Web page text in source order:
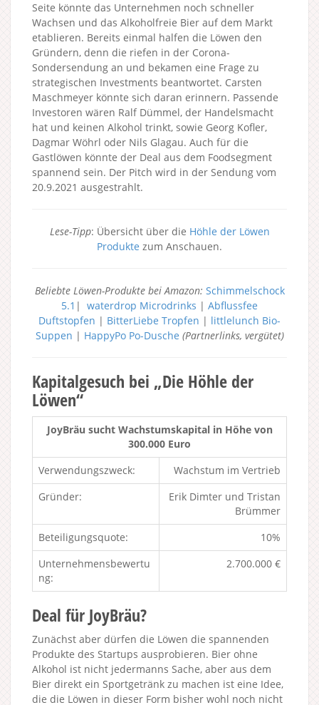
Seite könnte das Unternehmen noch schneller
Wachsen und das Alkoholfreie Bier auf dem Markt
etablieren. Bereits einmal halfen die Löwen den
Gründern, denn die riefen in der Corona-
Sondersendung an und bekamen eine Frage zu
strategischen Investments beantwortet. Carsten
Maschmeyer könnte sich daran erinnern. Passende
Investoren wären Ralf Dümmel, der Handelsmacht
hat und keinen Alkohol trinkt, sowie Georg Kofler,
Dagmar Wöhrl oder Nils Glagau. Auch für die
Gastlöwen könnte der Deal aus dem Foodsegment
spannend sein. Der Pitch wird in der Sendung vom
20.9.2021 ausgestrahlt.
Lese-Tipp: Übersicht über die Höhle der Löwen
Produkte zum Anschauen.
Beliebte Löwen-Produkte bei Amazon: Schimmelschock
5.1 | waterdrop Microdrinks | Abflussfee
Duftstopfen | BitterLiebe Tropfen | littlelunch Bio-
Suppen | HappyPo Po-Dusche (Partnerlinks, vergütet)
Kapitalgesuch bei „Die Höhle der
Löwen“
JoyBräu sucht Wachstumskapital in Höhe von
300.000 Euro
Verwendungszweck:
Wachstum im Vertrieb
Gründer:
Erik Dimter und Tristan
Brümmer
Beteiligungsquote:
10%
Unternehmensbewertu
ng:
2.700.000 €
Deal für JoyBräu?
Zunächst aber dürfen die Löwen die spannenden
Produkte des Startups ausprobieren. Bier ohne
Alkohol ist nicht jedermanns Sache, aber aus dem
Bier direkt ein Sportgetränk zu machen ist eine Idee,
die die Löwen in dieser Form bisher wohl noch nicht